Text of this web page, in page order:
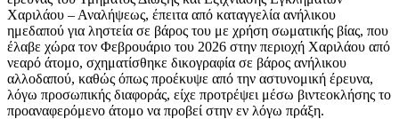
Χαριλάου – Αναλήψεως, έπειτα από καταγγελία ανήλικου
ημεδαπού για ληστεία σε βάρος του με χρήση σωματικής βίας, που
έλαβε χώρα τον Φεβρουάριο του 2026 στην περιοχή Χαριλάου από
νεαρό άτομο, σχηματίσθηκε δικογραφία σε βάρος ανήλικου
αλλοδαπού, καθώς όπως προέκυψε από την αστυνομική έρευνα,
λόγω προσωπικής διαφοράς, είχε προτρέψει μέσω βιντεοκλήσης το
προαναφερόμενο άτομο να προβεί στην εν λόγω πράξη.